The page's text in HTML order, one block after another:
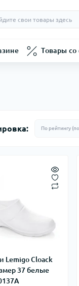
Товары со
Lemigo Cloack
37 белые